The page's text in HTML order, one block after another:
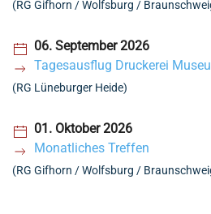
(RG Gifhorn / Wolfsburg /
06. September 2026
Tagesausflug Druckerei
(RG Lüneburger Heide)
01. Oktober 2026
Monatliches Treffen
(RG Gifhorn / Wolfsburg /